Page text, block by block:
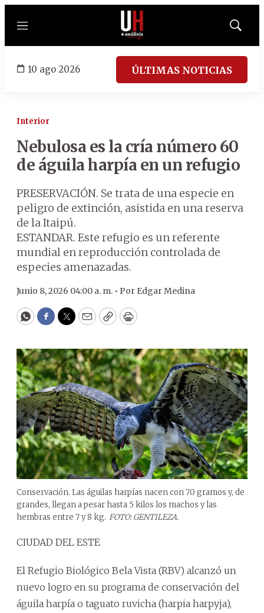
Menú
Mostrar
10 ago 2026 ÚLTIMAS NOTICIAS
Interior
Nebulosa es la cría número 60
de águila harpía en un refugio
PRESERVACIÓN. Se trata de una especie en
peligro de extinción, asistida en una reserva
de la Itaipú.
ESTANDAR. Este refugio es un referente
mundial en reproducción controlada de
especies amenazadas.
Junio 8, 2026 04:00 a. m. • Por Edgar Medina
WhatsApp
Facebook
Twitter
EmailCopyPrint
Conservación. Las águilas harpías nacen con 70 gramos y, de
grandes, llegan a pesar hasta 5 kilos los machos y las
hembras entre 7 y 8 kg. FOTO: GENTILEZA.
CIUDAD DEL ESTE
El Refugio Biológico Bela Vista (RBV) alcanzó un
nuevo logro en su programa de conservación del
águila harpía o taguato ruvicha (harpia harpyja),